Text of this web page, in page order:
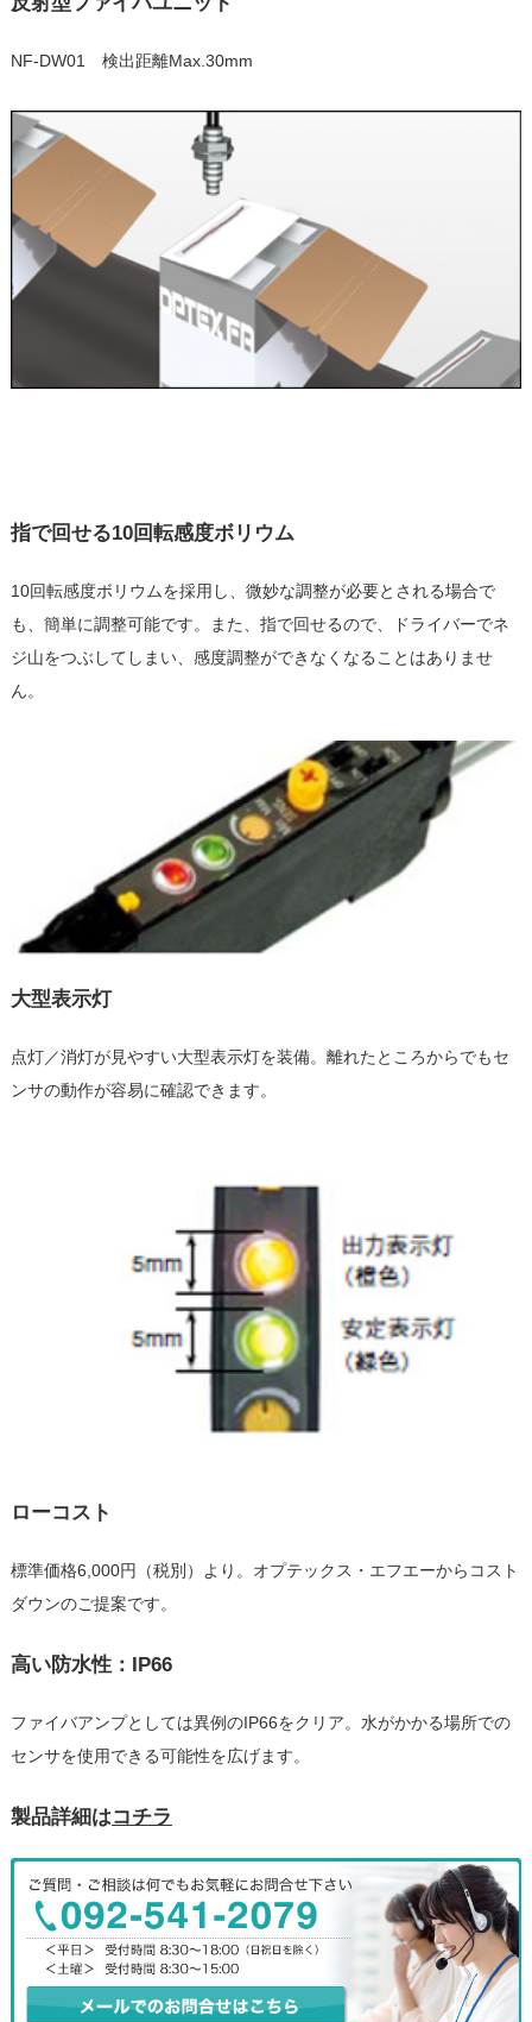
NF-DW01 検出距離Max.30mm
指で回せる10回転感度ボリウム
10回転感度ボリウムを採用し、微妙な調整が必要とされる場合で
も、簡単に調整可能です。また、指で回せるので、ドライバーでネ
ジ山をつぶしてしまい、感度調整ができなくなることはありませ
ん。
大型表示灯
点灯／消灯が見やすい大型表示灯を装備。離れたところからでもセ
ンサの動作が容易に確認できます。
ローコスト
標準価格6,000円（税別）より。オプテックス・エフエーからコスト
ダウンのご提案です。
高い防水性：IP66
ファイバアンプとしては異例のIP66をクリア。水がかかる場所での
センサを使用できる可能性を広げます。
製品詳細はコチラ